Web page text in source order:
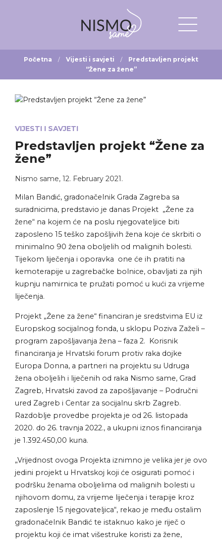
Početna Vijesti i savjeti
Predstavljen projekt
“Žene za žene”
VIJESTI I SAVJETI
Predstavljen projekt “Žene za
žene”
Nismo same, 12. February 2021.
Milan Bandić, gradonačelnik Grada Zagreba sa
suradnicima, predstavio je danas Projekt „Žene za
žene“ na kojem će na poslu njegovateljice biti
zaposleno 15 teško zapošljivih žena koje će skrbiti o
minimalno 90 žena oboljelih od malignih bolesti.
Tijekom liječenja i oporavka one će ih pratiti na
kemoterapije u zagrebačke bolnice, obavljati za njih
kupnju namirnica te pružati pomoć u kući za vrijeme
liječenja.
Projekt „Žene za žene“ financiran je sredstvima EU iz
Europskog socijalnog fonda, u sklopu Poziva Zaželi –
program zapošljavanja žena – faza 2. Korisnik
financiranja je Hrvatski forum protiv raka dojke
Europa Donna, a partneri na projektu su Udruga
žena oboljelih i liječenih od raka Nismo same, Grad
Zagreb, Hrvatski zavod za zapošljavanje – Područni
ured Zagreb i Centar za socijalnu skrb Zagreb.
Razdoblje provedbe projekta je od 26. listopada
2020. do 26. travnja 2022., a ukupni iznos financiranja
je 1.392.450,00 kuna.
„Vrijednost ovoga Projekta iznimno je velika jer je ovo
jedini projekt u Hrvatskoj koji će osigurati pomoć i
podršku ženama oboljelima od malignih bolesti u
njihovom domu, za vrijeme liječenja i terapije kroz
zaposlenje 15 njegovateljica“, rekao je među ostalim
gradonačelnik Bandić te istaknuo kako je riječ o
projektu koji će imat višestruke koristi za žene,